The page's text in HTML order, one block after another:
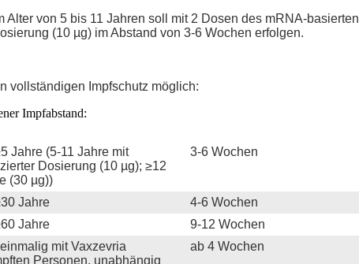
Alter von 5 bis 11 Jahren soll mit 2 Dosen des mRNA-basierten
(10 µg) im Abstand von 3-6 Wochen erfolgen.
vollständigen Impfschutz möglich:
Impfabstand:
Jahre (5-11 Jahre mit
Dosierung (10 µg); ≥12
(30 µg))
3-6 Wochen
Jahre
4-6 Wochen
Jahre
9-12 Wochen
mit Vaxzevria
Personen, unabhängig
ab 4 Wochen